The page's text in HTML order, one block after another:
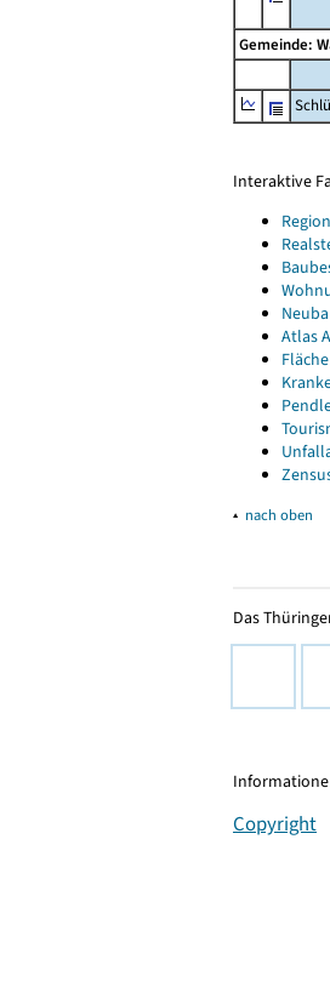
Gemeinde:
Interaktive
Atlas
▴ nach oben
Das
Copyright